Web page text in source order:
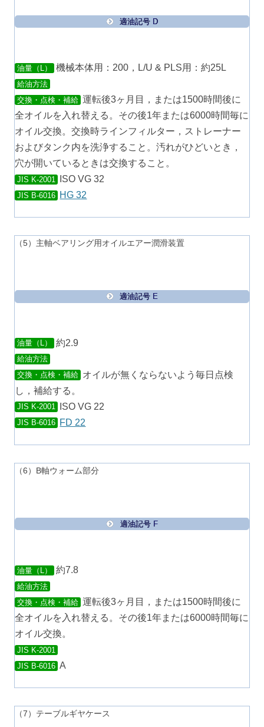
適油記号 D
油量（L） 機械本体用：200，L/U & PLS用：約25L
給油方法
交換・点検・補給 運転後3ヶ月目，または1500時間後に
全オイルを入れ替える。その後1年または6000時間毎に
オイル交換。交換時ラインフィルター，ストレーナー
およびタンク内を洗浄すること。汚れがひどいとき，
穴が開いているときは交換すること。
JIS K-2001 ISO VG 32
JIS B-6016 HG 32
（5）主軸ベアリング用オイルエアー潤滑装置
適油記号 E
油量（L） 約2.9
給油方法
交換・点検・補給 オイルが無くならないよう毎日点検
し，補給する。
JIS K-2001 ISO VG 22
JIS B-6016 FD 22
（6）B軸ウォーム部分
適油記号 F
油量（L） 約7.8
給油方法
交換・点検・補給 運転後3ヶ月目，または1500時間後に
全オイルを入れ替える。その後1年または6000時間毎に
オイル交換。
JIS K-2001
JIS B-6016 A
（7）テーブルギヤケース